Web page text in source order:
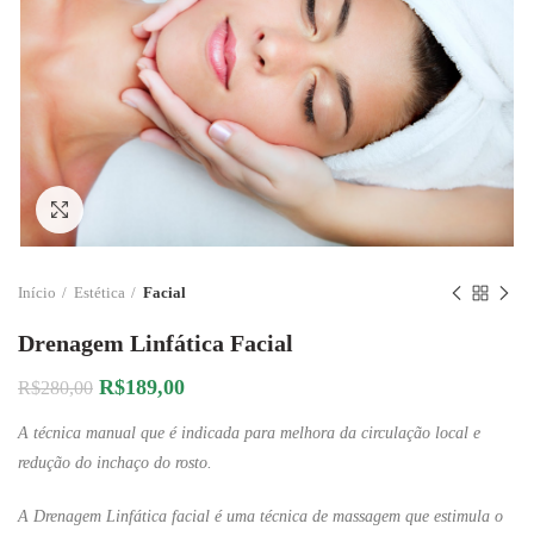
Click to enlarge
Início Estética Facial
Drenagem Linfática Facial
R$280,00 O
original
era:
R$189,00O
atual
é:
A técnica manual que é indicada para melhora da circulação local e
redução do inchaço do rosto.
A Drenagem Linfática facial é uma técnica de massagem que estimula o